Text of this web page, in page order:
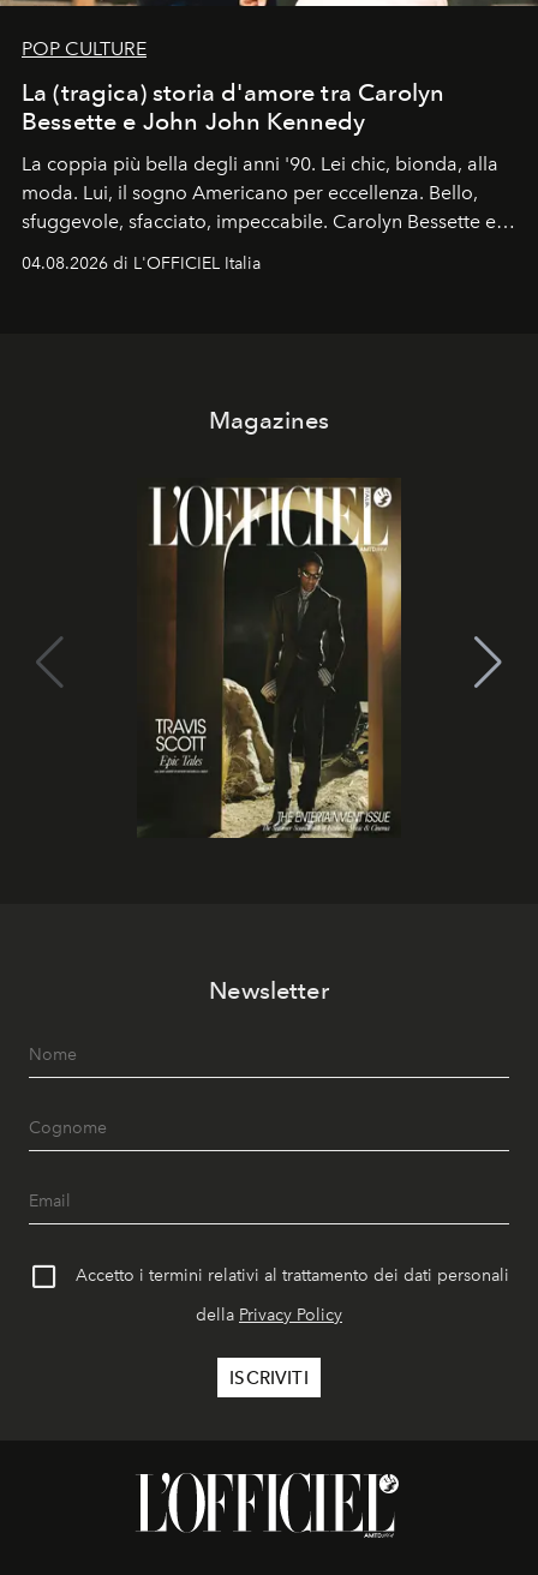
POP CULTURE
La (tragica) storia d'amore tra Carolyn
Bessette e John John Kennedy
La coppia più bella degli anni '90. Lei chic, bionda, alla
moda. Lui, il sogno Americano per eccellenza. Bello,
sfuggevole, sfacciato, impeccabile. Carolyn Bessette e
John John Kennedy sono i protagonisti della storia
04.08.2026 di L'OFFICIEL Italia
Magazines
Newsletter
Accetto i termini relativi al trattamento dei dati personali
della Privacy Policy